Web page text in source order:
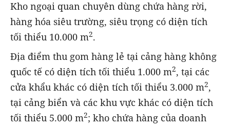
Kho ngoại quan chuyên dùng chứa hàng rời,
hàng hóa siêu trường, siêu trọng có diện tích
tối thiểu 10.000 m2.
Địa điểm thu gom hàng lẻ tại cảng hàng không
quốc tế có diện tích tối thiểu 1.000 m2, tại các
cửa khẩu khác có diện tích tối thiểu 3.000 m2,
tại cảng biển và các khu vực khác có diện tích
tối thiểu 5.000 m2; kho chứa hàng của doanh